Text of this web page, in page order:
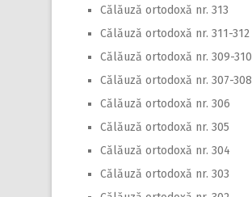
Călăuză ortodoxă nr. 313
Călăuză ortodoxă nr. 311-312
Călăuză ortodoxă nr. 309-310
Călăuză ortodoxă nr. 307-308
Călăuză ortodoxă nr. 306
Călăuză ortodoxă nr. 305
Călăuză ortodoxă nr. 304
Călăuză ortodoxă nr. 303